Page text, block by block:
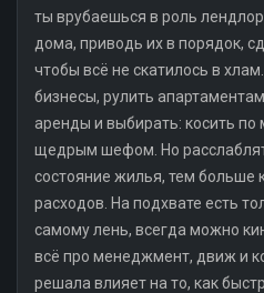
ты врубаешься в роль
дома, приводь их в порядок,
чтобы всё не скатилось в
бизнесы, рулить
аренды и выбирать: косить
щедрым шефом. Но
состояние жилья, тем больше
расходов. На подхвате есть
самому лень, всегда можно
всё про менеджмент, движ и
решала влияет на то, как